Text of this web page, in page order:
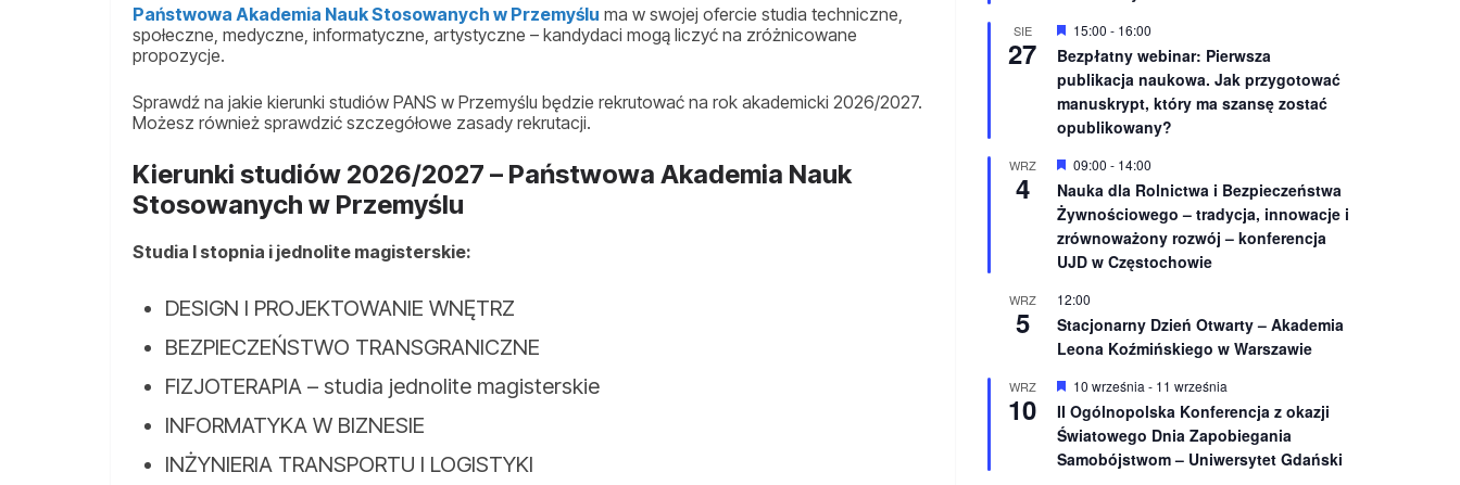
Państwowa Akademia Nauk Stosowanych w Przemyślu ma w swojej ofercie studia techniczne,
społeczne, medyczne, informatyczne, artystyczne – kandydaci mogą liczyć na zróżnicowane
propozycje.
Sprawdź na jakie kierunki studiów PANS w Przemyślu będzie rekrutować na rok akademicki 2026/2027.
Możesz również sprawdzić szczegółowe zasady rekrutacji.
Kierunki studiów 2026/2027 – Państwowa Akademia Nauk
Stosowanych w Przemyślu
Studia I stopnia i jednolite magisterskie:
DESIGN I PROJEKTOWANIE WNĘTRZ
BEZPIECZEŃSTWO TRANSGRANICZNE
FIZJOTERAPIA – studia jednolite magisterskie
INFORMATYKA W BIZNESIE
INŻYNIERIA TRANSPORTU I LOGISTYKI
n
o
n
e
SIE
27
W
r
ó
ż
n
i
n
e
15:00 - 16:00
Bezpłatny webinar: Pierwsza
publikacja naukowa. Jak przygotować
manuskrypt, który ma szansę zostać
opublikowany?
WRZ
4
W
r
ó
ż
n
i
n
e
09:00 - 14:00
Nauka dla Rolnictwa i Bezpieczeństwa
Żywnościowego – tradycja, innowacje i
zrównoważony rozwój – konferencja
UJD w Częstochowie
WRZ
5
12:00
Stacjonarny Dzień Otwarty – Akademia
Leona Koźmińskiego w Warszawie
WRZ
10
W
y
r
ó
ż
n
10 września - 11 września
II Ogólnopolska Konferencja z okazji
Światowego Dnia Zapobiegania
Samobójstwom – Uniwersytet Gdański